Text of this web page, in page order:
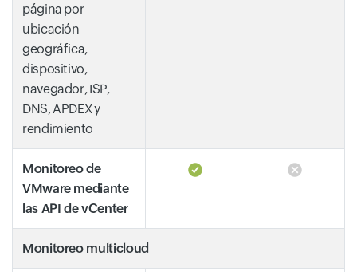
página por
ubicación
geográfica,
dispositivo,
navegador, ISP,
DNS, APDEX y
rendimiento
Monitoreo de
VMware mediante
las API de vCenter
Monitoreo multicloud